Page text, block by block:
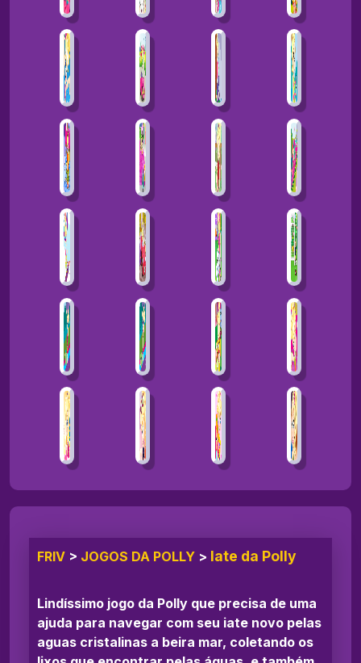
FRIV > JOGOS DA POLLY > Iate da Polly
Lindíssimo jogo da Polly que precisa de uma
ajuda para navegar com seu iate novo pelas
aguas cristalinas a beira mar, coletando os